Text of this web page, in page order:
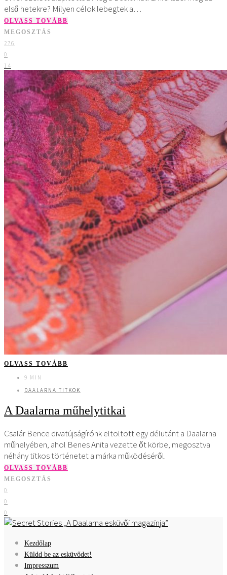
első hetekre? Milyen célok lebegtek a…
OLVASS TOVÁBB
MEGOSZTÁS
276
0
14
OLVASS TOVÁBB
9 MIN
DAALARNA TITKOK
A Daalarna műhelytitkai
Csalár Bence divatújságírónk eltöltött egy délutánt a Daalarna
műhelyében, ahol Benes Anita vezette őt körbe, megosztva
néhány titkos történetet a márka működéséről.
OLVASS TOVÁBB
MEGOSZTÁS
0
0
0
A Daalarna esküvői magazinja
Kezdőlap
Küldd be az esküvődet!
Impresszum